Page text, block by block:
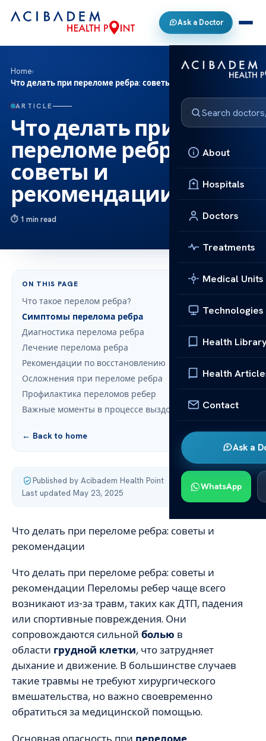
Ask a Doctor
About
Hospitals
Doctors
Treatments
Medical Units
Technologies
Health
Health
Contact
Ask a
WhatsApp
Home›
Что делать при переломе ребра: советы и рекомендации
ARTICLE
Что делать при
переломе ребра:
советы и
рекомендации
1 min read
ON THIS PAGE
Что такое перелом ребра?
Симптомы перелома ребра
Диагностика перелома ребра
Лечение перелома ребра
Рекомендации по восстановлению
Осложнения при переломе ребра
Профилактика переломов ребер
Важные моменты в процессе выздоровления
← Back to home
Published by Acibadem Health Point·
Last updated May 23, 2025
Что делать при переломе ребра: советы и
рекомендации
Что делать при переломе ребра: советы и
рекомендации Переломы ребер чаще всего
возникают из-за травм, таких как ДТП, падения
или спортивные повреждения. Они
сопровождаются сильной болью в
области грудной клетки, что затрудняет
дыхание и движение. В большинстве случаев
такие травмы не требуют хирургического
вмешательства, но важно своевременно
обратиться за медицинской помощью.